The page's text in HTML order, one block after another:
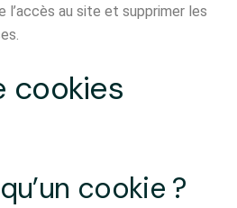
l’accès au site et supprimer les
cookies
cookie ?